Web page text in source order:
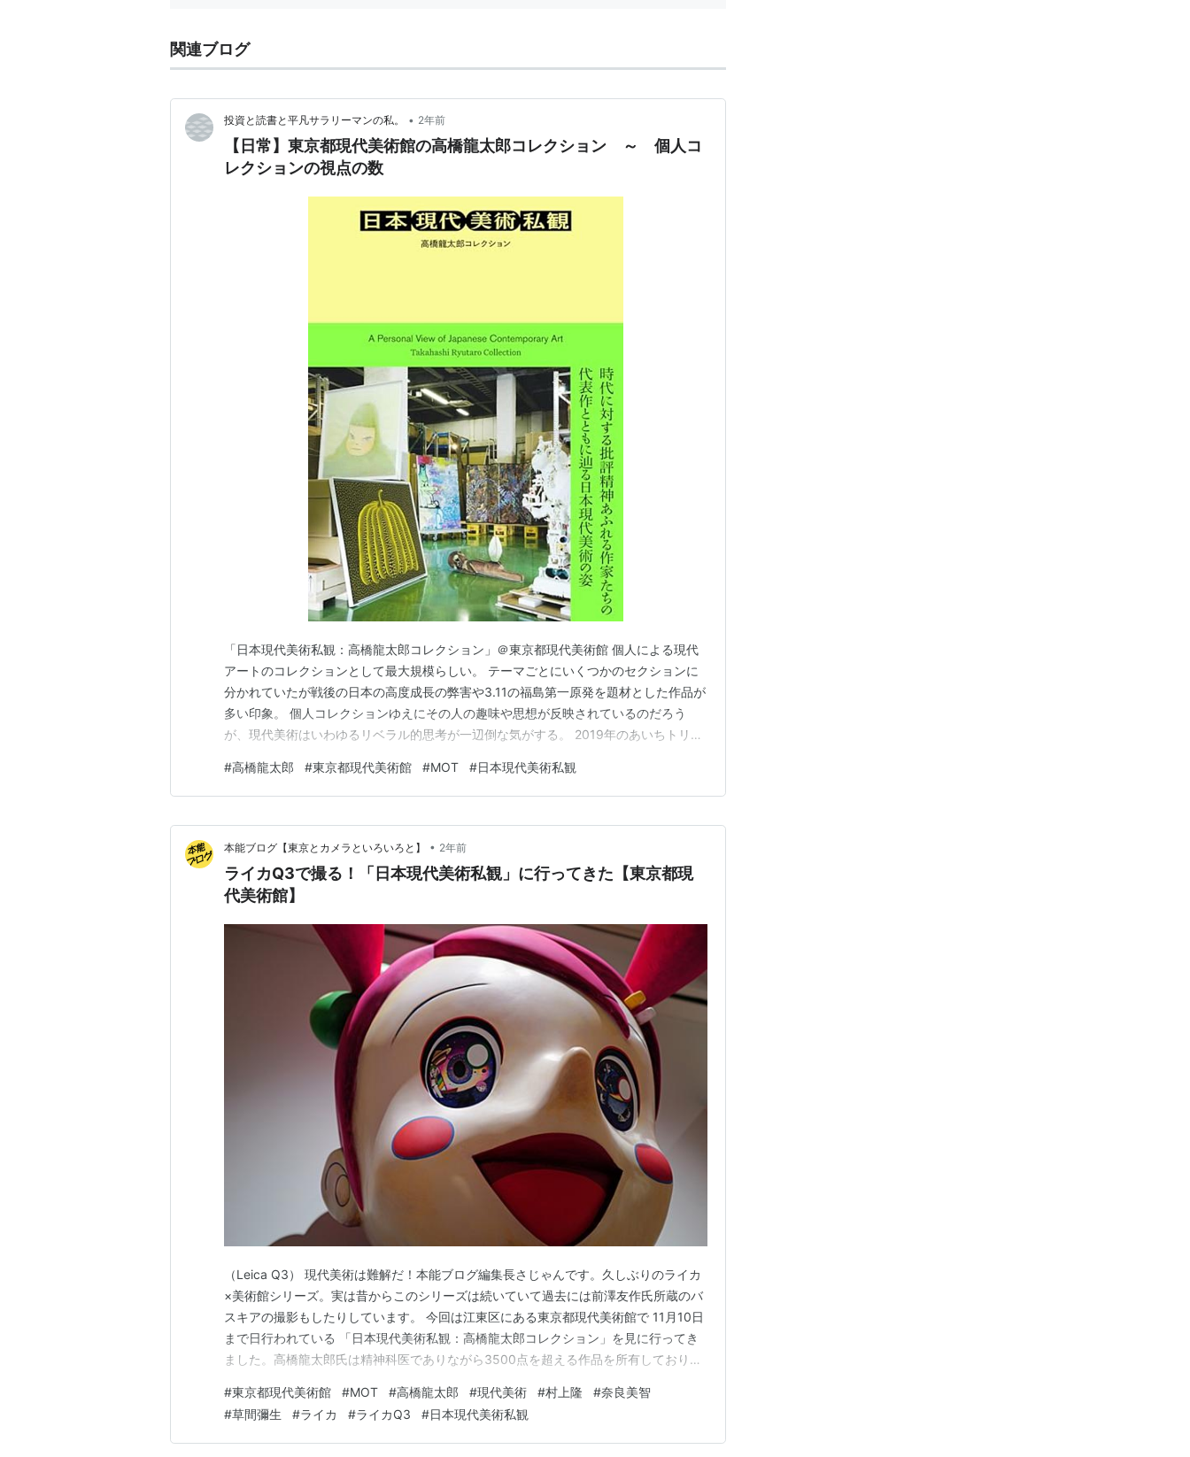
関連ブログ
投資と読書と平凡サラリーマンの私。 • 2年前
【日常】東京都現代美術館の高橋龍太郎コレクション ～ 個人コ
レクションの視点の数
「日本現代美術私観：高橋龍太郎コレクション」＠東京都現代美術館 個人による現代
アートのコレクションとして最大規模らしい。 テーマごとにいくつかのセクションに
分かれていたが戦後の日本の高度成長の弊害や3.11の福島第一原発を題材とした作品が
多い印象。 個人コレクションゆえにその人の趣味や思想が反映されているのだろう
が、現代美術はいわゆるリベラル的思考が一辺倒な気がする。 2019年のあいちトリエ
側の批判だけが掲載されていたことにも通じる。 もちろん3.11の原発の負の側面から
目を向けてはいけないが、その逆の側面もある。…
#高橋龍太郎 #東京都現代美術館 #MOT #日本現代美術私観
本能ブログ【東京とカメラといろいろと】 • 2年前
ライカQ3で撮る！「日本現代美術私観」に行ってきた【東京都現
代美術館】
（Leica Q3） 現代美術は難解だ！本能ブログ編集長さじゃんです。久しぶりのライカ
×美術館シリーズ。実は昔からこのシリーズは続いていて過去には前澤友作氏所蔵のバ
スキアの撮影もしたりしています。 今回は江東区にある東京都現代美術館で 11月10日
まで日行われている 「日本現代美術私観：高橋龍太郎コレクション」を見に行ってき
ました。高橋龍太郎氏は精神科医でありながら3500点を超える作品を所有しており、
彌生｜横尾忠則｜森山大道｜荒木経惟｜合田佐和子｜空山 基｜奈良美智｜村上 隆｜な
どなど一部を列挙しても美術…
#東京都現代美術館 #MOT #高橋龍太郎 #現代美術 #村上隆 #奈良美智
#草間彌生 #ライカ #ライカQ3 #日本現代美術私観